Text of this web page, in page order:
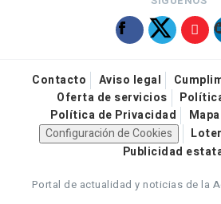
Contacto Aviso legal
Oferta de servicios
Política de Privacidad
Configuración de Cookies
Publicidad
Portal de actualidad y noticias de la